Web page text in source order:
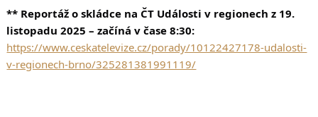
** Reportáž o skládce na ČT Události v regionech z 19.
listopadu 2025 – začíná v čase 8:30:
https://www.ceskatelevize.cz/porady/10122427178-udalosti-
v-regionech-brno/325281381991119/